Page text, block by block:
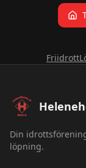
Friidrott
Sidfot –
Din
löpning.